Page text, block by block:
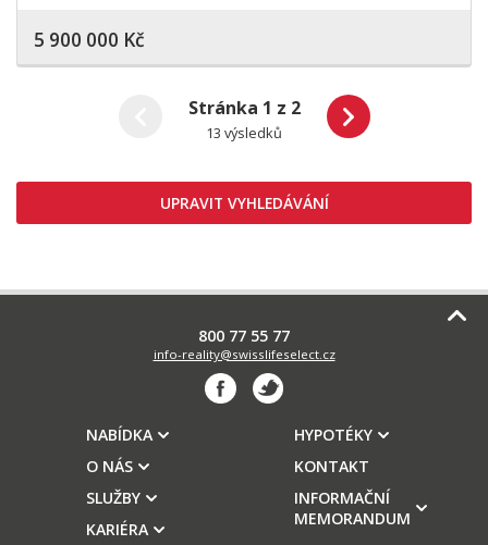
5 900 000 Kč
Stránka 1 z 2
13 výsledků
UPRAVIT VYHLEDÁVÁNÍ
800 77 55 77
info-reality@swisslifeselect.cz
NABÍDKA
O NÁS
SLUŽBY
KARIÉRA
HYPOTÉKY
KONTAKT
INFORMAČNÍ
MEMORANDUM